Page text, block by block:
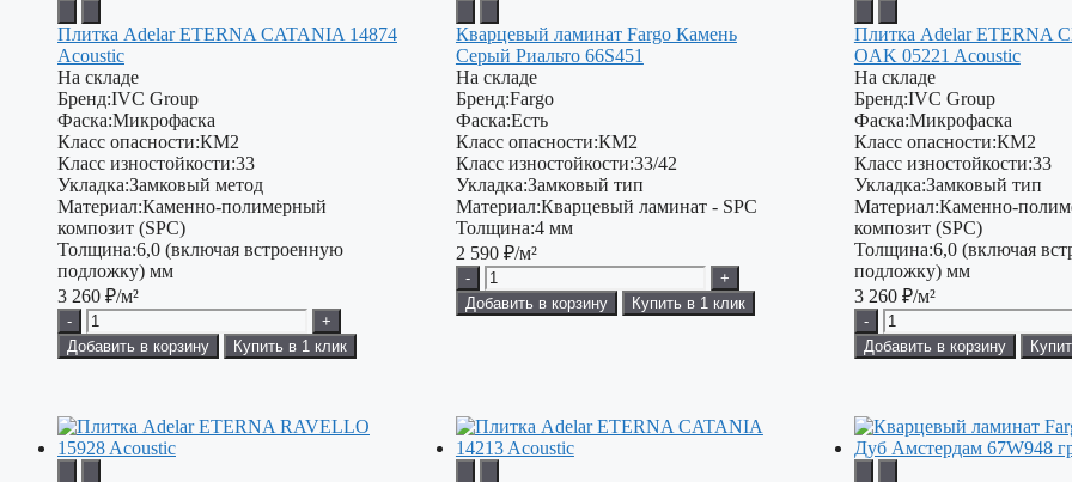
Плитка Adelar ETERNA CATANIA 14874
Acoustic
На складе
Бренд:IVC Group
Фаска:Микрофаска
Класс опасности:КМ2
Класс изностойкости:33
Укладка:Замковый метод
Материал:Каменно-полимерный
композит (SPC)
Толщина:6,0 (включая встроенную
подложку) мм
3 260 ₽/м²
-
+
Добавить в корзину
Купить в 1 клик
Кварцевый ламинат Fargo Камень
Серый Риальто 66S451
На складе
Бренд:Fargo
Фаска:Есть
Класс опасности:КМ2
Класс изностойкости:33/42
Укладка:Замковый тип
Материал:Кварцевый ламинат - SPC
Толщина:4 мм
2 590 ₽/м²
-
+
Добавить в корзину
Купить в 1 клик
Плитка Adelar ETERNA
OAK 05221 Acoustic
На складе
Бренд:IVC Group
Фаска:Микрофаска
Класс опасности:КМ2
Класс изностойкости:33
Укладка:Замковый тип
Материал:Каменно-
композит (SPC)
Толщина:6,0 (включая
подложку) мм
3 260 ₽/м²
-
Добавить в корзину